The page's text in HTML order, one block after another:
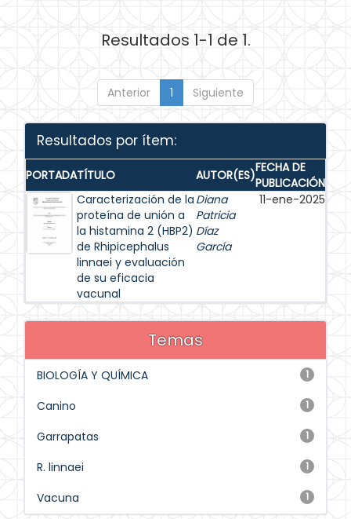
Resultados 1-1 de 1.
Anterior 1 Siguiente
Resultados por ítem:
PORTADATÍTULO AUTOR(ES)FECHA DE
PUBLICACIÓN
Caracterización de la
proteína de unión a
la histamina 2 (HBP2)
de Rhipicephalus
linnaei y evaluación
de su eficacia
vacunal
Diana
Patricia
Díaz
García
11-ene-2025
Temas
1
BIOLOGÍA Y QUÍMICA
1
Canino
1
Garrapatas
1
R. linnaei
1
Vacuna